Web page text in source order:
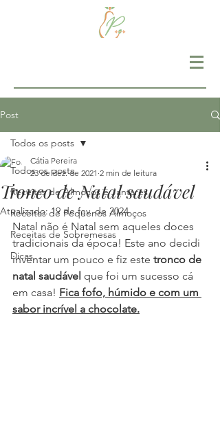
Post
Todos os posts
Receitas de Almoços e Jantares
Receitas de Pequenos Almoços
Receitas de Sobremesas
Dicas
Todos os posts
Tronco de Natal saudável
Cátia Pereira
23 de dez. de 2021 2 min de leitura
Atualizado:19 de fev. de 2024
Natal não é Natal sem aqueles doces
tradicionais da época! Este ano decidi
inventar um pouco e fiz este tronco de
natal saudável que foi um sucesso cá
em casa! Fica fofo, húmido e com um
sabor incrível a chocolate.